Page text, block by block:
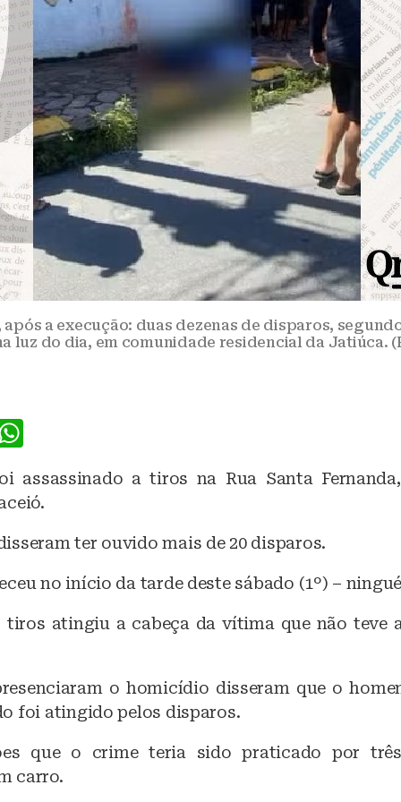
a execução: duas dezenas de disparos,
luz do dia, em comunidade residencial da Jatiúca.
at
s
A
p
assassinado a tiros na Rua Santa
ter ouvido mais de 20 disparos.
no início da tarde deste sábado (1º) –
tiros atingiu a cabeça da vítima que não teve
o homicídio disseram que o
foi atingido pelos disparos.
que o crime teria sido praticado por
carro.